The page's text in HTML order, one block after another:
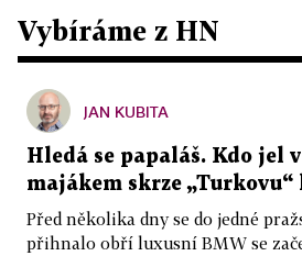
Vybíráme z HN
JAN KUBITA
Hledá se papaláš. Kdo jel
majákem skrze
Před několika dny se do jedné
přihnalo obří luxusní BMW se